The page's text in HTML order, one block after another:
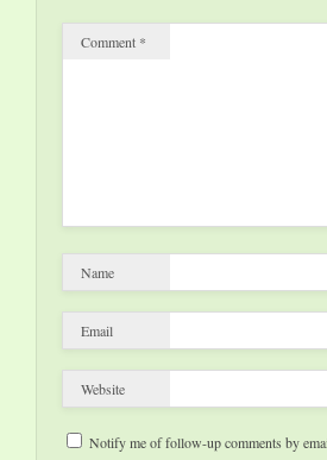
Comment *
Name
Email
Website
Notify me of follow-up comments by